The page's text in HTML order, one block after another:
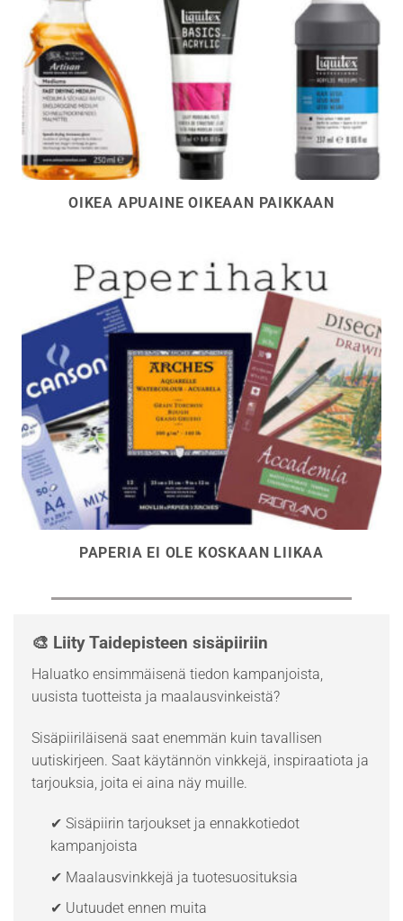
OIKEA APUAINE OIKEAAN PAIKKAAN
PAPERIA EI OLE KOSKAAN LIIKAA
🎨 Liity Taidepisteen sisäpiiriin
Haluatko ensimmäisenä tiedon kampanjoista,
uusista tuotteista ja maalausvinkeistä?
Sisäpiiriläisenä saat enemmän kuin tavallisen
uutiskirjeen. Saat käytännön vinkkejä, inspiraatiota ja
tarjouksia, joita ei aina näy muille.
✔ Sisäpiirin tarjoukset ja ennakkotiedot
kampanjoista
✔ Maalausvinkkejä ja tuotesuosituksia
✔ Uutuudet ennen muita